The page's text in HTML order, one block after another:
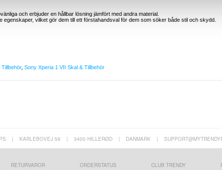
och erbjuder en hållbar lösning jämfört med andra material.
egenskaper, vilket gör dem till ett förstahandsval för dem som söker både stil och skydd.
, Sony Xperia 1 VII Skal & Tillbehör
| KARLEBOVEJ 59 | 3400 HILLERØD | DANMARK |
RETURVAROR ORDERSTATUS CLUB TRENDY